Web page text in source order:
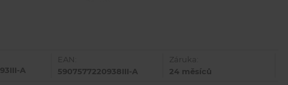
A
EAN:
5907577220938III-A
Záruka:
24 měsíců